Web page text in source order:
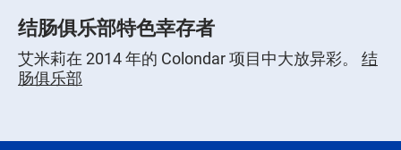
结肠俱乐部特色幸存者
艾米莉在 2014 年的 Colondar 项目中大放异彩。 结
肠俱乐部